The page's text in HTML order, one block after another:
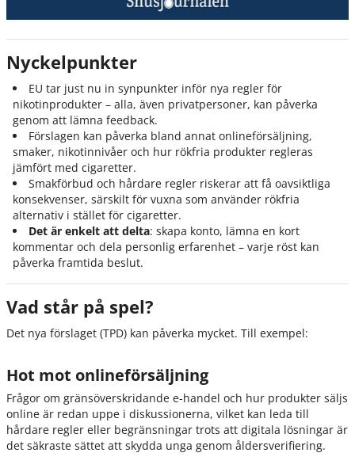
Nyckelpunkter
EU tar just nu in synpunkter inför nya regler för
nikotinprodukter – alla, även privatpersoner, kan påverka
genom att lämna feedback.
Förslagen kan påverka bland annat onlineförsäljning,
smaker, nikotinnivåer och hur rökfria produkter regleras
jämfört med cigaretter.
Smakförbud och hårdare regler riskerar att få oavsiktliga
konsekvenser, särskilt för vuxna som använder rökfria
alternativ i stället för cigaretter.
Det är enkelt att delta: skapa konto, lämna en kort
kommentar och dela personlig erfarenhet – varje röst kan
påverka framtida beslut.
Vad står på spel?
Det nya förslaget (TPD) kan påverka mycket. Till exempel:
Hot mot onlineförsäljning
Frågor om gränsöverskridande e-handel och hur produkter säljs
online är redan uppe i diskussionerna, vilket kan leda till
hårdare regler eller begränsningar trots att digitala lösningar är
det säkraste sättet att skydda unga genom åldersverifiering.